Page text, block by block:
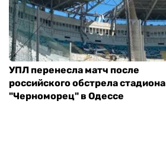
УПЛ перенесла матч после
российского обстрела стадиона
"Черноморец" в Одессе